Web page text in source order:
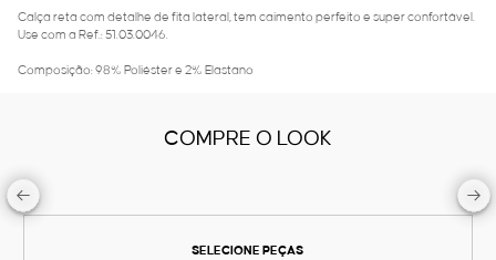
Calça reta com detalhe de fita lateral, tem caimento perfeito e super confortável.
Use com a Ref.: 51.03.0046.
Composição: 98% Poliéster e 2% Elastano
COMPRE O LOOK
SELECIONE PEÇAS